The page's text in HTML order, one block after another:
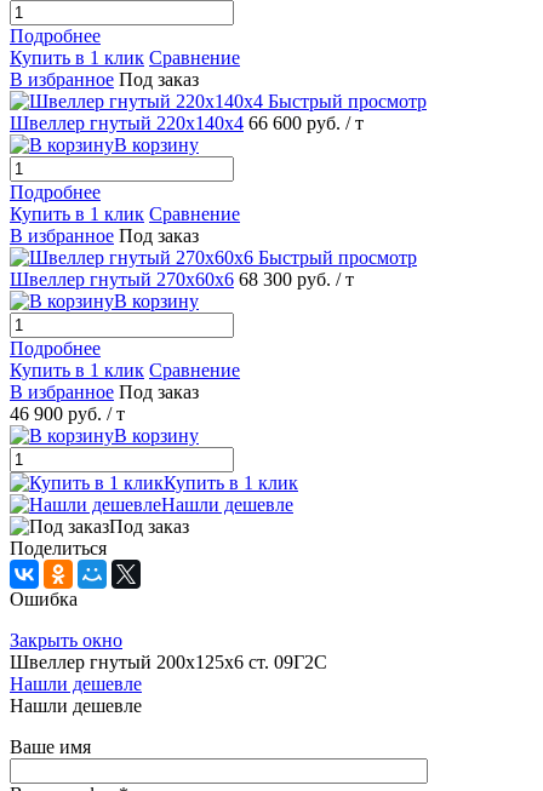
Подробнее
Купить в 1 клик Сравнение
В избранное Под заказ
Быстрый просмотр
Швеллер гнутый 220х140х4 66 600 руб. / т
В корзину
Подробнее
Купить в 1 клик Сравнение
В избранное Под заказ
Быстрый просмотр
Швеллер гнутый 270х60х6 68 300 руб. / т
В корзину
Подробнее
Купить в 1 клик Сравнение
В избранное Под заказ
46 900 руб. / т
В корзину
Купить в 1 клик
Нашли дешевле
Под заказ
Поделиться
Ошибка
Закрыть окно
Швеллер гнутый 200х125х6 ст. 09Г2С
Нашли дешевле
Нашли дешевле
Ваше имя